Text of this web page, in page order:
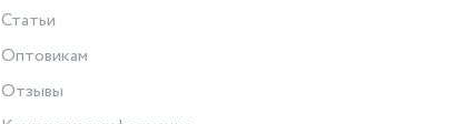
Статьи
Оптовикам
Отзывы